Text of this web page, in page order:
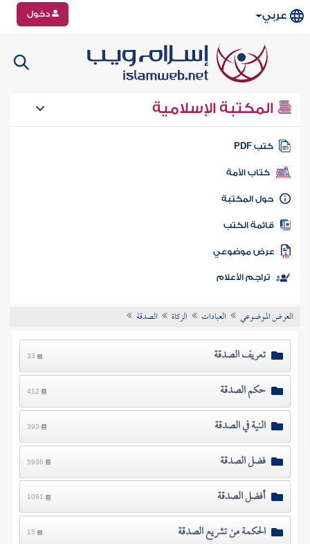
عربي دخول
المكتبة الإسلامية
كتب PDF
كتاب الأمة
المكتبة
الكتب
موضوعي
تراجم الأعلام
العرض الموضوعي العبادات الزكاة الصدقة
تعريف الصدقة 33
حكم الصدقة 412
النية في الصدقة 393
فضل الصدقة 5936
أفضل الصدقة 1091
الحكمة من تشريع الصدقة 15